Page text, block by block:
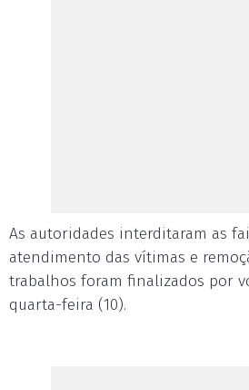
As autoridades interditaram as
atendimento das vítimas e
trabalhos foram finalizados por
quarta-feira (10).